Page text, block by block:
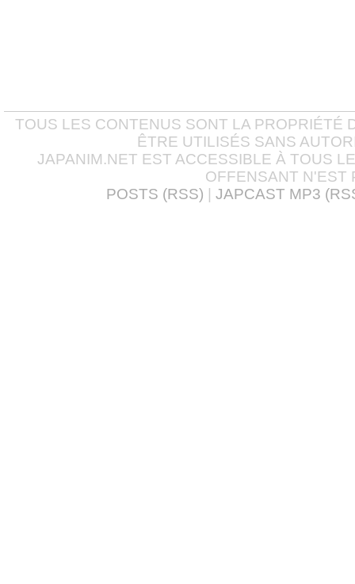
TOUS LES CONTENUS SONT LA PROPRIÉTÉ
ÊTRE UTILISÉS SANS
JAPANIM.NET EST ACCESSIBLE À TOUS
OFFENSANT N'EST
POSTS (RSS)
JAPCAST MP3